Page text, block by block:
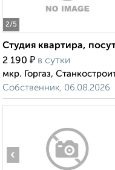
2/5
Студия квартира,
2 190 ₽ в сутки
мкр. Горгаз,
Собственник, 06.08.2026
‹